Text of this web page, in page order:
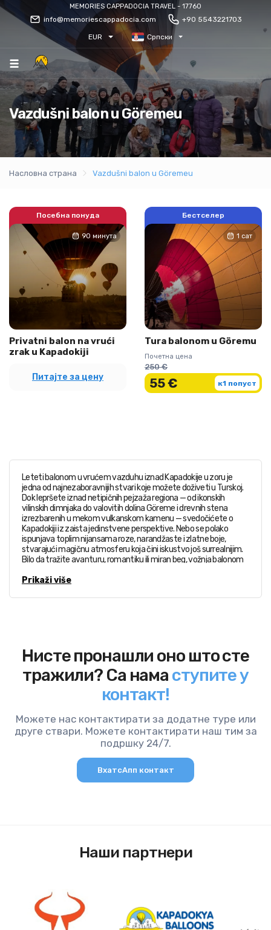
MEMORIES CAPPADOCIA TRAVEL - 17760
info@memoriescappadocia.com +90 5543221703
EUR Српски
Vazdušni balon u Göremeu
Насловна страна Vazdušni balon u Göremeu
Посебна понуда
90 минута
Privatni balon na vrući
zrak u Kapadokiji
Питајте за цену
Бестселер
1 сат
Tura balonom u Göremu
Почетна цена
250 €
55 € к1 попуст
Leteti balonom u vrućem vazduhu iznad Kapadokije u zoru je
jedna od najnezaboravnijih stvari koje možete doživeti u Turskoj.
Dok lepršete iznad netipičnih pejzaža regiona — od ikonskih
vilinskih dimnjaka do valovitih dolina Göreme i drevnih stena
izrezbarenih u mekom vulkanskom kamenu — svedočićete o
Kapadokiji iz zaista jedinstvene perspektive. Nebo se polako
ispunjava toplim nijansama roze, narandžaste i zlatne boje,
stvarajući magičnu atmosferu koja čini iskustvo još surrealnijim.
Bilo da tražite avanturu, romantiku ili miran beg, vožnja balonom
Prikaži više
Нисте пронашли оно што сте
тражили? Са нама ступите у
контакт!
Можете нас контактирати за додатне туре или
друге ствари. Можете контактирати наш тим за
подршку 24/7.
ВхатсАпп контакт
Наши партнери